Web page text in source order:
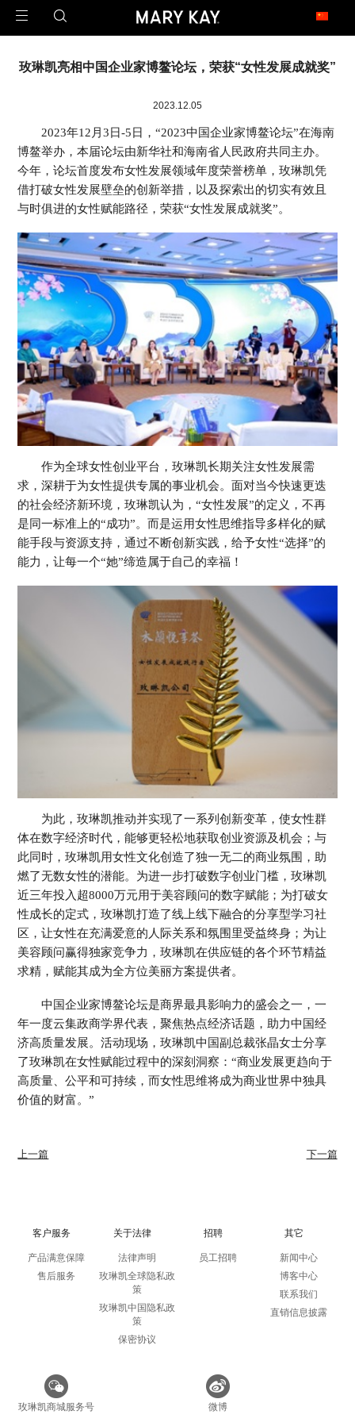
玫琳凯亮相中国企业家博鳌论坛，荣获“女性发展成就奖”
2023.12.05
2023年12月3日-5日，“2023中国企业家博鳌论坛”在海南
博鳌举办，本届论坛由新华社和海南省人民政府共同主办。
今年，论坛首度发布女性发展领域年度荣誉榜单，玫琳凯凭
借打破女性发展壁垒的创新举措，以及探索出的切实有效且
与时俱进的女性赋能路径，荣获“女性发展成就奖”。
作为全球女性创业平台，玫琳凯长期关注女性发展需
求，深耕于为女性提供专属的事业机会。面对当今快速更迭
的社会经济新环境，玫琳凯认为，“女性发展”的定义，不再
是同一标准上的“成功”。而是运用女性思维指导多样化的赋
能手段与资源支持，通过不断创新实践，给予女性“选择”的
能力，让每一个“她”缔造属于自己的幸福！
为此，玫琳凯推动并实现了一系列创新变革，使女性群
体在数字经济时代，能够更轻松地获取创业资源及机会；与
此同时，玫琳凯用女性文化创造了独一无二的商业氛围，助
燃了无数女性的潜能。为进一步打破数字创业门槛，玫琳凯
近三年投入超8000万元用于美容顾问的数字赋能；为打破女
性成长的定式，玫琳凯打造了线上线下融合的分享型学习社
区，让女性在充满爱意的人际关系和氛围里受益终身；为让
美容顾问赢得独家竞争力，玫琳凯在供应链的各个环节精益
求精，赋能其成为全方位美丽方案提供者。
中国企业家博鳌论坛是商界最具影响力的盛会之一，一
年一度云集政商学界代表，聚焦热点经济话题，助力中国经
济高质量发展。活动现场，玫琳凯中国副总裁张晶女士分享
了玫琳凯在女性赋能过程中的深刻洞察：“商业发展更趋向于
高质量、公平和可持续，而女性思维将成为商业世界中独具
价值的财富。”
上一篇 下一篇
客户服务
产品满意保障
售后服务
关于法律
法律声明
玫琳凯全球隐私政
策
玫琳凯中国隐私政
策
保密协议
招聘
员工招聘
其它
新闻中心
博客中心
联系我们
直销信息披露
玫琳凯商城服务号 微博
今天，玫琳凯的足迹已经遍布近40个市场，是一家真正的全球公司。
北 美
United States 美国 Canada 加拿大
亚 太
China 中国大陆
China - Hongkong 中国香港
China - Taiwan 中国台湾
Armenia 亚美尼亚
Malaysia 马来西亚
Philippines 菲律宾
Singapore 新加坡
拉 美
Argentina 阿根廷
Brazil 巴西
Colombia 哥伦比亚
EI Salvador 萨尔瓦多
Guatemala 危地马拉
Mexico 墨西哥
Uruguay 乌拉圭
Peru 秘鲁
欧 洲
Finland 芬兰
Germany 德国
Ireland 爱尔兰
Kazakhstan 哈萨克斯坦
Lithuania 立陶宛
Moldova 摩尔多瓦
Netherlands 荷兰
Norway 挪威
Poland 波兰
Portugal 葡萄牙
Russia 俄罗斯
Slovakia 斯洛伐克
Ukraine 乌克兰